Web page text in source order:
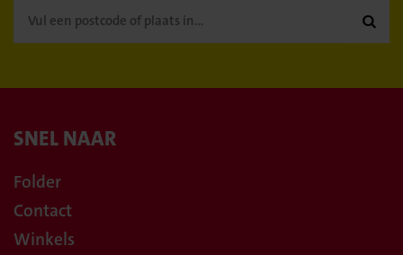

SNEL NAAR
Folder
Contact
Winkels